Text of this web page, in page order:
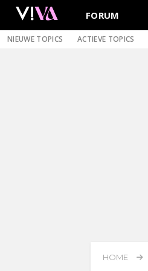
FORUM
NIEUWE TOPICS ACTIEVE TOPICS
HOME